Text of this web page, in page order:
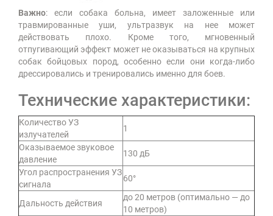
Важно: если собака больна, имеет заложенные или
травмированные уши, ультразвук на нее может
действовать плохо. Кроме того, мгновенный
отпугивающий эффект может не оказываться на крупных
собак бойцовых пород, особенно если они когда-либо
дрессировались и тренировались именно для боев.
Технические характеристики:
Количество УЗ
излучателей
1
Оказываемое звуковое
давление
130 дБ
Угол распространения УЗ
сигнала
60°
Дальность действия
до 20 метров (оптимально — до
10 метров)